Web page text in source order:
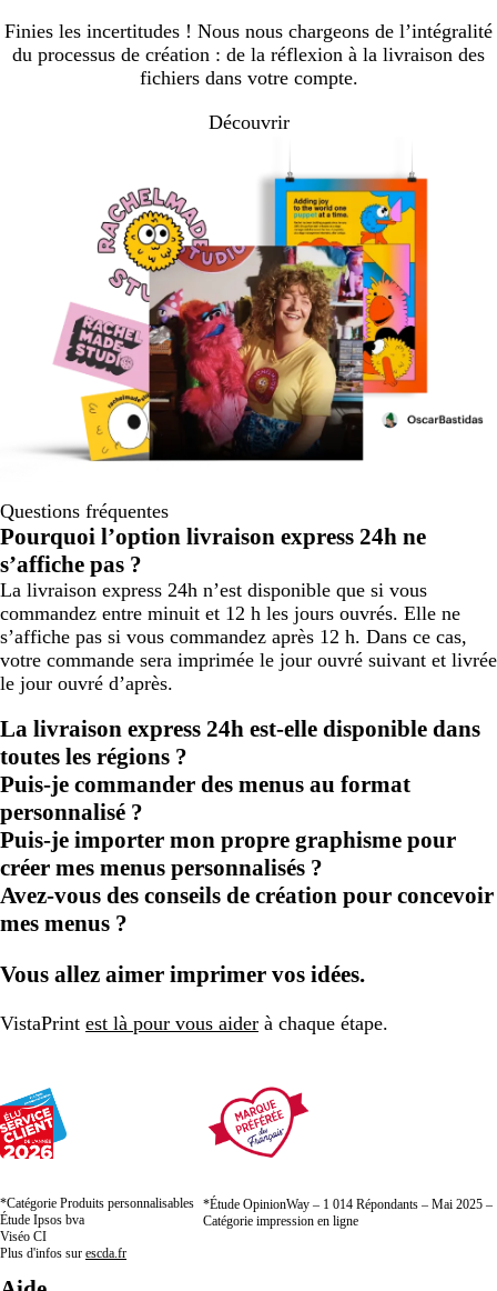
Finies les incertitudes ! Nous nous chargeons de l’intégralité
du processus de création : de la réflexion à la livraison des
fichiers dans votre compte.
Découvrir
Questions fréquentes
Pourquoi l’option livraison express 24h ne
s’affiche pas ?
La livraison express 24h n’est disponible que si vous
commandez entre minuit et 12 h les jours ouvrés. Elle ne
s’affiche pas si vous commandez après 12 h. Dans ce cas,
votre commande sera imprimée le jour ouvré suivant et livrée
le jour ouvré d’après.
La livraison express 24h est-elle disponible dans
toutes les régions ?
Puis-je commander des menus au format
personnalisé ?
Puis-je importer mon propre graphisme pour
créer mes menus personnalisés ?
Avez-vous des conseils de création pour concevoir
mes menus ?
Vous allez aimer imprimer vos idées.
VistaPrint est là pour vous aider à chaque étape.
*Catégorie Produits personnalisables
Étude Ipsos bva
Viséo CI
Plus d'infos sur escda.fr
*Étude OpinionWay – 1 014 Répondants – Mai 2025 –
Catégorie impression en ligne